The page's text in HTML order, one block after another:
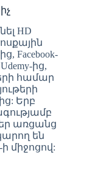
HD
Facebook-
ից,
համար
Երբ
առցանց
են
ի միջոցով: